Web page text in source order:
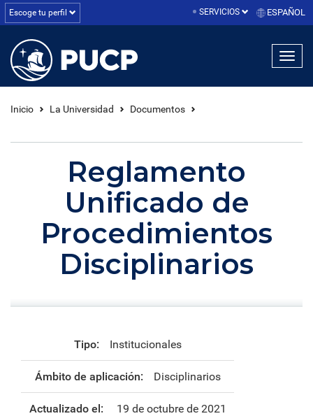
Escoge tu perfil SERVICIOS ESPAÑOL
Inicio La Universidad Documentos
Reglamento
Unificado de
Procedimientos
Disciplinarios
Tipo: Institucionales
Ámbito de aplicación: Disciplinarios
Actualizado el: 19 de octubre de 2021